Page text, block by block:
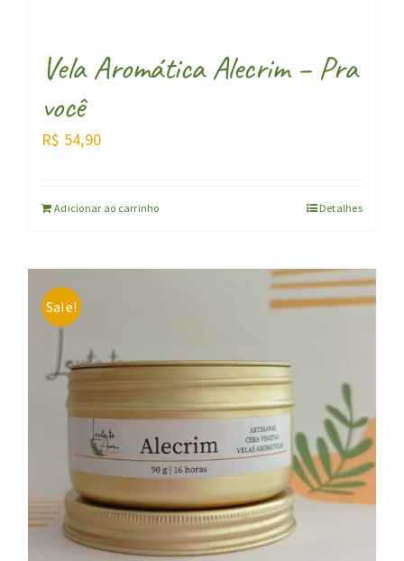
Vela Aromática Alecrim – Pra
você
R$ 54,90
Adicionar ao carrinho Detalhes
Sale!